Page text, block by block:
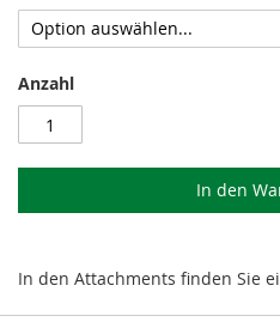
Anzahl
In den
In den Attachments finden Sie